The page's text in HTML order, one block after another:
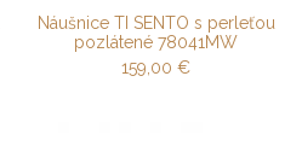
Náušnice TI SENTO s perleťou
pozlátené 78041MW
159,00€